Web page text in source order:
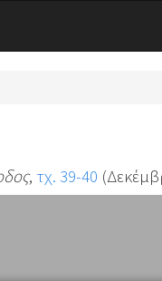
, τχ. 39-40